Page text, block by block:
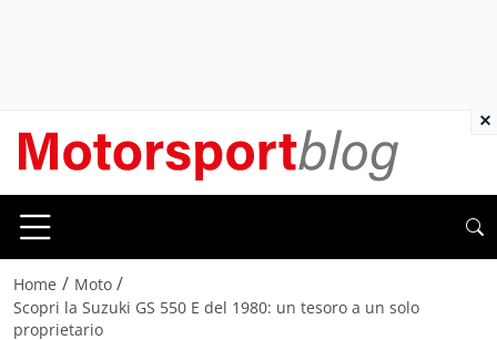
Home / Moto /
Scopri la Suzuki GS 550 E del 1980: un tesoro a un solo
proprietario
×